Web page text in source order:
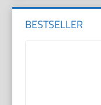
BESTSELLER